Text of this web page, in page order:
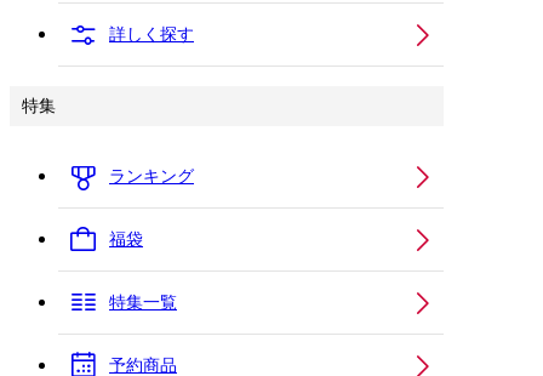
詳しく探す
特集
ランキング
福袋
特集一覧
予約商品